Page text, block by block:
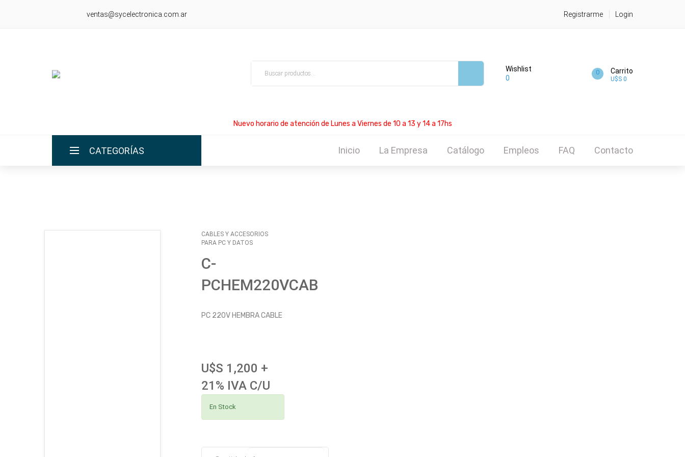
ventas@sycelectronica.com.ar Registrarme Login
Wishlist
0
0 Carrito
U$S 0
Nuevo horario de atención de Lunes a Viernes de 10 a 13 y 14 a 17hs
CATEGORÍAS Inicio La Empresa Catálogo Empleos FAQ Contacto
CABLES Y ACCESORIOS
PARA PC Y DATOS
C-
PCHEM220VCAB
PC 220V HEMBRA CABLE
U$S 1,200 +
21% IVA C/U
En Stock